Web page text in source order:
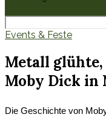
Events & Feste
Metall
Moby Dick in
Die Geschichte von